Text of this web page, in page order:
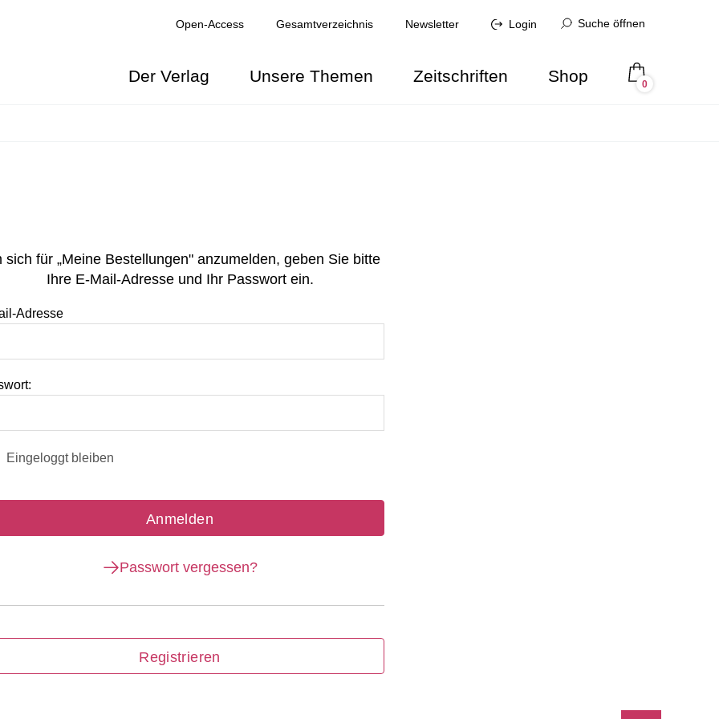
Open-Access Gesamtverzeichnis Newsletter Login Suche öffnen
Der Verlag Unsere Themen Zeitschriften Shop 0
sich für „Meine Bestellungen" anzumelden, geben Sie bitte
Ihre E-Mail-Adresse und Ihr Passwort ein.
Adresse
Eingeloggt bleiben
Passwort vergessen?
Registrieren